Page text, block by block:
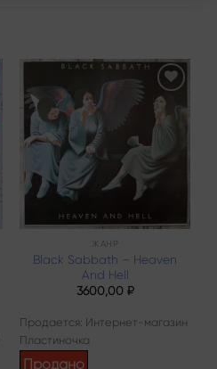
Add to
wishlist
ЖАНР
Black Sabbath – Heaven
And Hell
3600,00 ₽
Продается: Интернет-магазин
Пластиночка
Продано